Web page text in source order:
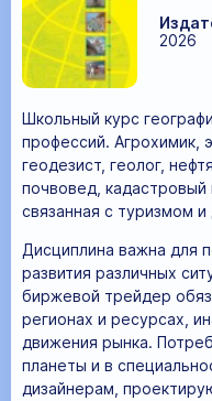
2026
Школьный курс
профессий. Агрохимик,
геодезист, геолог,
почвовед,
связанная с туризмом и
Дисциплина важна для
развития различных
биржевой трейдер
регионах и ресурсах,
движения рынка.
планеты и в
дизайнерам,